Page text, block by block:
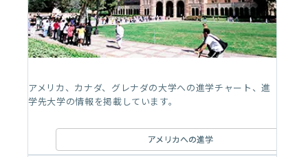
アメリカ、カナダ、グレナダの大学への進学チャート、進
学先大学の情報を掲載しています。
アメリカへの進学